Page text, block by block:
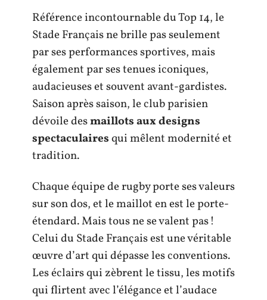
Référence incontournable du Top 14, le
Stade Français ne brille pas seulement
par ses performances sportives, mais
également par ses tenues iconiques,
audacieuses et souvent avant-gardistes.
Saison après saison, le club parisien
dévoile desmaillots aux designs
spectaculairesqui mêlent modernité et
tradition.
Chaque équipe de rugby porte ses valeurs
sur son dos, et le maillot en est le porte-
étendard. Mais tous ne se valent pas !
Celui du Stade Français est une véritable
œuvre d’art qui dépasse les conventions.
Les éclairs qui zèbrent le tissu, les motifs
qui flirtent avec l’élégance et l’audace